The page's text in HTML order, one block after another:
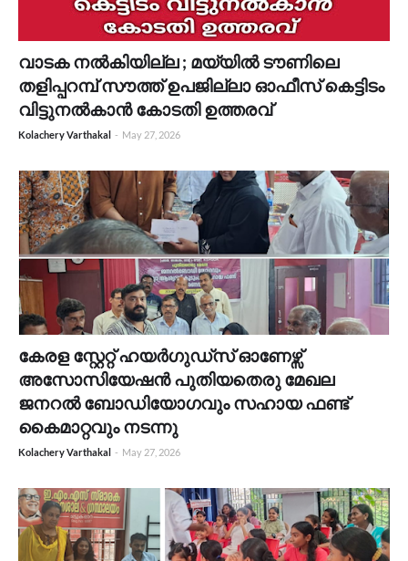
വാടക നൽകിയില്ല ; മയ്യിൽ ടൗണിലെ
തളിപ്പറമ്പ് സൗത്ത് ഉപജില്ലാ ഓഫീസ് കെട്ടിടം
വിട്ടുനൽകാൻ കോടതി ഉത്തരവ്
Kolachery Varthakal - May 27, 2026
കേരള സ്റ്റേറ്റ് ഹയർഗുഡ്സ് ഓണേഴ്സ്
അസോസിയേഷൻ പുതിയതെരു മേഖല
ജനറൽ ബോഡിയോഗവും സഹായ ഫണ്ട്
കൈമാറ്റവും നടന്നു
Kolachery Varthakal - May 27, 2026